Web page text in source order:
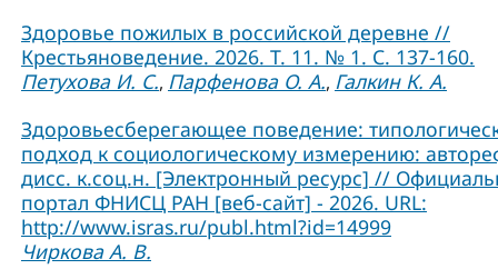
Здоровье пожилых в российской деревне //
Крестьяноведение. 2026. Т. 11. № 1. С. 137-160.
Петухова И. С., Парфенова О. А., Галкин К. А.
Здоровьесберегающее поведение:
подход к социологическому измерению:
дисс. к.соц.н. [Электронный ресурс] //
портал ФНИСЦ РАН [веб-сайт] - 2026. URL:
http://www.isras.ru/publ.html?id=14999
Чиркова А. В.